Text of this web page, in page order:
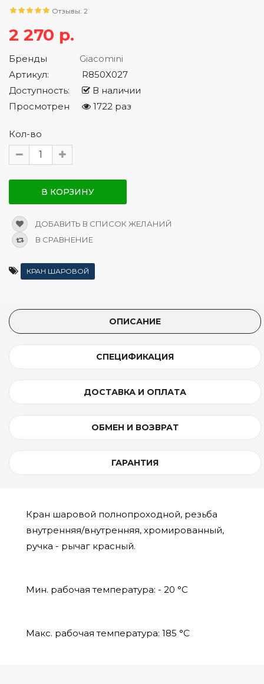
Отзывы: 2
2 270 р.
Бренды
Giacomini
Артикул:
R850X027
Доступность:
В наличии
Просмотрен
1722 раз
Кол-во
В КОРЗИНУ
ДОБАВИТЬ В СПИСОК ЖЕЛАНИЙ
В СРАВНЕНИЕ
КРАН ШАРОВОЙ
ОПИСАНИЕ
СПЕЦИФИКАЦИЯ
ДОСТАВКА И ОПЛАТА
ОБМЕН И ВОЗВРАТ
ГАРАНТИЯ
Кран шаровой полнопроходной, резьба
внутренняя/внутренняя, хромированный,
ручка - рычаг красный.
Мин. рабочая температура: - 20 °C
Макс. рабочая температура: 185 °C